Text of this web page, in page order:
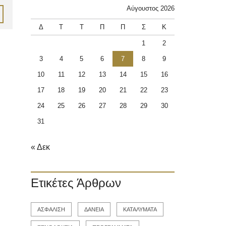
Αύγουστος 2026
Δ Τ Τ Π Π Σ Κ
1 2
3 4 5 6 7 8 9
10 11 12 13 14 15 16
17 18 19 20 21 22 23
24 25 26 27 28 29 30
31
« Δεκ
Ετικέτες Άρθρων
ΑΣΦΑΛΙΣΗ ΔΑΝΕΙΑ ΚΑΤΑΛΥΜΑΤΑ